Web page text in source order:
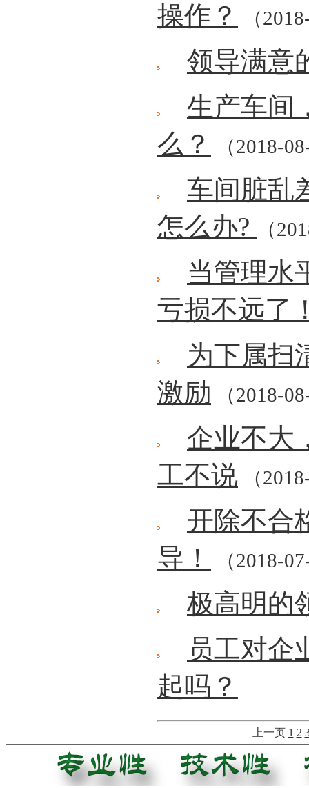
操作？
（
领导满意
生产车间
么？
（2018-
车间脏乱
怎么办?
（
当管理水
亏损不远了
为下属扫
激励 （2018-
企业不大
工不说 （
开除不合
导！
（2018-
极高明的
员工对企
起吗？
上一页 1 2